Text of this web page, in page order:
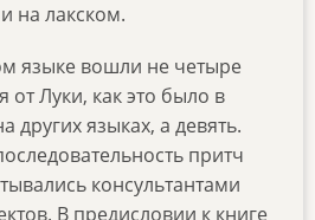
на лакском.
языке вошли не четыре
от Луки, как это было в
других языках, а девять.
притч
консультантами
В предисловии к книге